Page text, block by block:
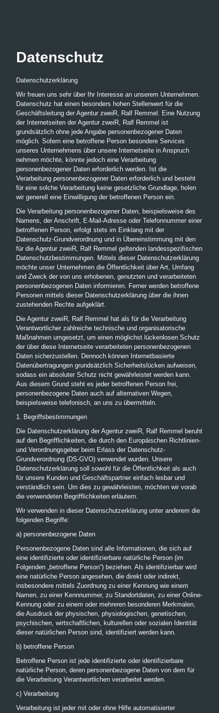
Datenschutz
Datenschutzerklärung
Wir freuen uns sehr über Ihr Interesse an unserem Unternehmen.
Datenschutz hat einen besonders hohen Stellenwert für die
Geschäftsleitung der Agentur zweiR, Ralf Remmel. Eine Nutzung
der Internetseiten der Agentur zweiR, Ralf Remmel ist
grundsätzlich ohne jede Angabe personenbezogener Daten
möglich. Sofern eine betroffene Person besondere Services
unseres Unternehmens über unsere Internetseite in Anspruch
nehmen möchte, könnte jedoch eine Verarbeitung
personenbezogener Daten erforderlich werden. Ist die
Verarbeitung personenbezogener Daten erforderlich und besteht
für eine solche Verarbeitung keine gesetzliche Grundlage, holen
wir generell eine Einwilligung der betroffenen Person ein.
Die Verarbeitung personenbezogener Daten, beispielsweise des
Namens, der Anschrift, E-Mail-Adresse oder Telefonnummer einer
betroffenen Person, erfolgt stets im Einklang mit der
Datenschutz-Grundverordnung und in Übereinstimmung mit den
für die Agentur zweiR, Ralf Remmel geltenden landesspezifischen
Datenschutzbestimmungen. Mittels dieser Datenschutzerklärung
möchte unser Unternehmen die Öffentlichkeit über Art, Umfang
und Zweck der von uns erhobenen, genutzten und verarbeiteten
personenbezogenen Daten informieren. Ferner werden betroffene
Personen mittels dieser Datenschutzerklärung über die ihnen
zustehenden Rechte aufgeklärt.
Die Agentur zweiR, Ralf Remmel hat als für die Verarbeitung
Verantwortlicher zahlreiche technische und organisatorische
Maßnahmen umgesetzt, um einen möglichst lückenlosen Schutz
der über diese Internetseite verarbeiteten personenbezogenen
Daten sicherzustellen. Dennoch können Internetbasierte
Datenübertragungen grundsätzlich Sicherheitslücken aufweisen,
sodass ein absoluter Schutz nicht gewährleistet werden kann.
Aus diesem Grund steht es jeder betroffenen Person frei,
personenbezogene Daten auch auf alternativen Wegen,
beispielsweise telefonisch, an uns zu übermitteln.
1. Begriffsbestimmungen
Die Datenschutzerklärung der Agentur zweiR, Ralf Remmel beruht
auf den Begrifflichkeiten, die durch den Europäischen Richtlinien-
und Verordnungsgeber beim Erlass der Datenschutz-
Grundverordnung (DS-GVO) verwendet wurden. Unsere
Datenschutzerklärung soll sowohl für die Öffentlichkeit als auch
für unsere Kunden und Geschäftspartner einfach lesbar und
verständlich sein. Um dies zu gewährleisten, möchten wir vorab
die verwendeten Begrifflichkeiten erläutern.
Wir verwenden in dieser Datenschutzerklärung unter anderem die
folgenden Begriffe:
a) personenbezogene Daten
Personenbezogene Daten sind alle Informationen, die sich auf
eine identifizierte oder identifizierbare natürliche Person (im
Folgenden „betroffene Person“) beziehen. Als identifizierbar wird
eine natürliche Person angesehen, die direkt oder indirekt,
insbesondere mittels Zuordnung zu einer Kennung wie einem
Namen, zu einer Kennnummer, zu Standortdaten, zu einer Online-
Kennung oder zu einem oder mehreren besonderen Merkmalen,
die Ausdruck der physischen, physiologischen, genetischen,
psychischen, wirtschaftlichen, kulturellen oder sozialen Identität
dieser natürlichen Person sind, identifiziert werden kann.
b) betroffene Person
Betroffene Person ist jede identifizierte oder identifizierbare
natürliche Person, deren personenbezogene Daten von dem für
die Verarbeitung Verantwortlichen verarbeitet werden.
c) Verarbeitung
Verarbeitung ist jeder mit oder ohne Hilfe automatisierter